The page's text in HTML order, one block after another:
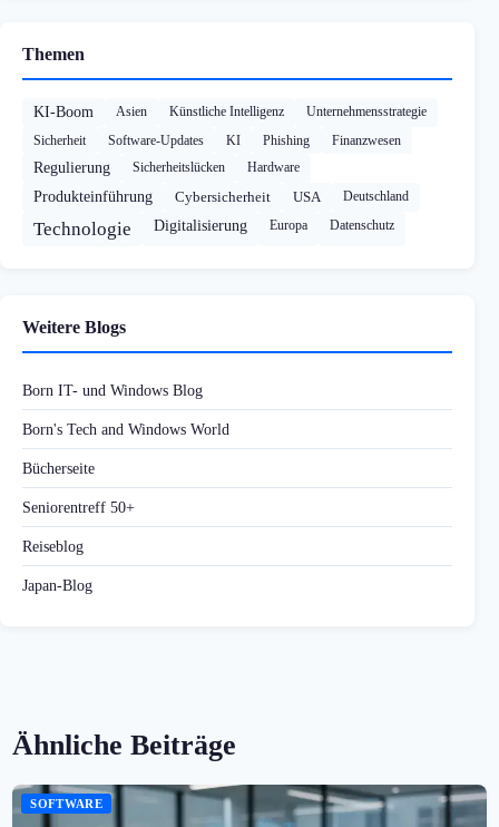
Themen
KI-Boom Asien Künstliche Intelligenz
Unternehmensstrategie
Sicherheit
Software-Updates KI Phishing Finanzwesen
Regulierung Sicherheitslücken Hardware
Produkteinführung Cybersicherheit USA Deutschland
Technologie Digitalisierung Europa Datenschutz
Weitere Blogs
Born IT- und Windows Blog
Born's Tech and Windows World
Bücherseite
Seniorentreff 50+
Reiseblog
Japan-Blog
Ähnliche Beiträge
SOFTWARE